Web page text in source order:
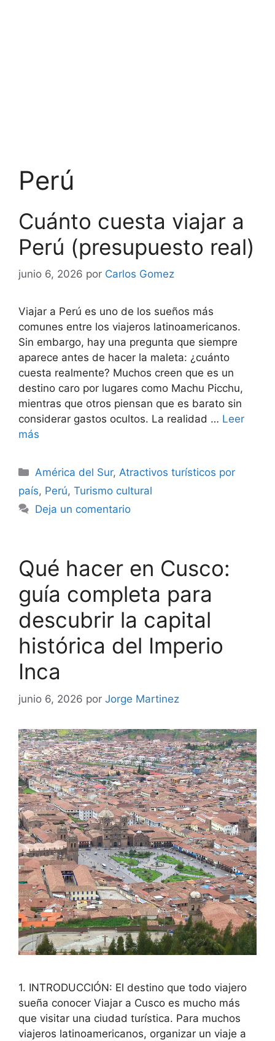
Perú
Cuánto cuesta viajar a
Perú (presupuesto real)
junio 6, 2026 por Carlos Gomez
Viajar a Perú es uno de los sueños más
comunes entre los viajeros latinoamericanos.
Sin embargo, hay una pregunta que siempre
aparece antes de hacer la maleta: ¿cuánto
cuesta realmente? Muchos creen que es un
destino caro por lugares como Machu Picchu,
mientras que otros piensan que es barato sin
considerar gastos ocultos. La realidad … Leer
más
Categorías
América del Sur,Atractivos turísticos por
país, Perú, Turismo cultural
Deja un comentario
Qué hacer en Cusco:
guía completa para
descubrir la capital
histórica del Imperio
Inca
junio 6, 2026 por Jorge Martinez
1. INTRODUCCIÓN: El destino que todo viajero
sueña conocer Viajar a Cusco es mucho más
que visitar una ciudad turística. Para muchos
viajeros latinoamericanos, organizar un viaje a